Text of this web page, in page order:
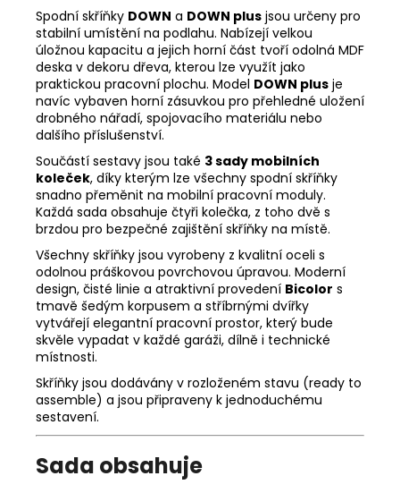
Spodní skříňky DOWN a DOWN plus jsou určeny pro
stabilní umístění na podlahu. Nabízejí velkou
úložnou kapacitu a jejich horní část tvoří odolná MDF
deska v dekoru dřeva, kterou lze využít jako
praktickou pracovní plochu. Model DOWN plus je
navíc vybaven horní zásuvkou pro přehledné uložení
drobného nářadí, spojovacího materiálu nebo
dalšího příslušenství.
Součástí sestavy jsou také 3 sady mobilních
koleček, díky kterým lze všechny spodní skříňky
snadno přeměnit na mobilní pracovní moduly.
Každá sada obsahuje čtyři kolečka, z toho dvě s
brzdou pro bezpečné zajištění skříňky na místě.
Všechny skříňky jsou vyrobeny z kvalitní oceli s
odolnou práškovou povrchovou úpravou. Moderní
design, čisté linie a atraktivní provedení Bicolor s
tmavě šedým korpusem a stříbrnými dvířky
vytvářejí elegantní pracovní prostor, který bude
skvěle vypadat v každé garáži, dílně i technické
místnosti.
Skříňky jsou dodávány v rozloženém stavu (ready to
assemble) a jsou připraveny k jednoduchému
sestavení.
Sada obsahuje